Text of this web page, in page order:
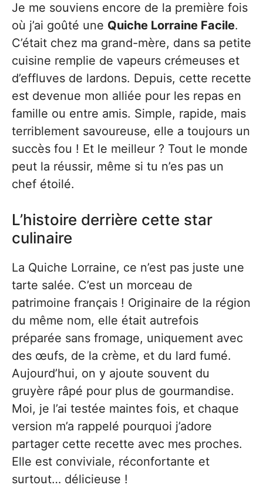
Je me souviens encore de la première fois
où j’ai goûté une Quiche Lorraine Facile.
C’était chez ma grand-mère, dans sa petite
cuisine remplie de vapeurs crémeuses et
d’effluves de lardons. Depuis, cette recette
est devenue mon alliée pour les repas en
famille ou entre amis. Simple, rapide, mais
terriblement savoureuse, elle a toujours un
succès fou ! Et le meilleur ? Tout le monde
peut la réussir, même si tu n’es pas un
chef étoilé.
L’histoire derrière cette star
culinaire
La Quiche Lorraine, ce n’est pas juste une
tarte salée. C’est un morceau de
patrimoine français ! Originaire de la région
du même nom, elle était autrefois
préparée sans fromage, uniquement avec
des œufs, de la crème, et du lard fumé.
Aujourd’hui, on y ajoute souvent du
gruyère râpé pour plus de gourmandise.
Moi, je l’ai testée maintes fois, et chaque
version m’a rappelé pourquoi j’adore
partager cette recette avec mes proches.
Elle est conviviale, réconfortante et
surtout… délicieuse !